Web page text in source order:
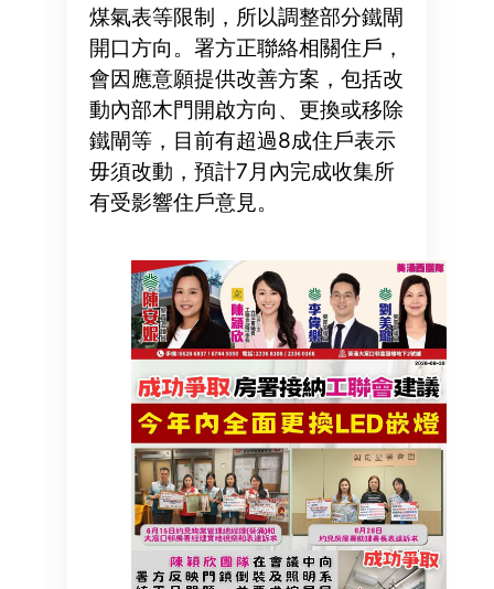
煤氣表等限制，所以調整部分鐵閘
開口方向。署方正聯絡相關住戶，
會因應意願提供改善方案，包括改
動內部木門開啟方向、更換或移除
鐵閘等，目前有超過8成住戶表示
毋須改動，預計7月內完成收集所
有受影響住戶意見。